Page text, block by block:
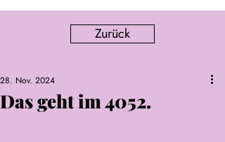
Zurück
Das geht im 4052.
28. Nov. 2024